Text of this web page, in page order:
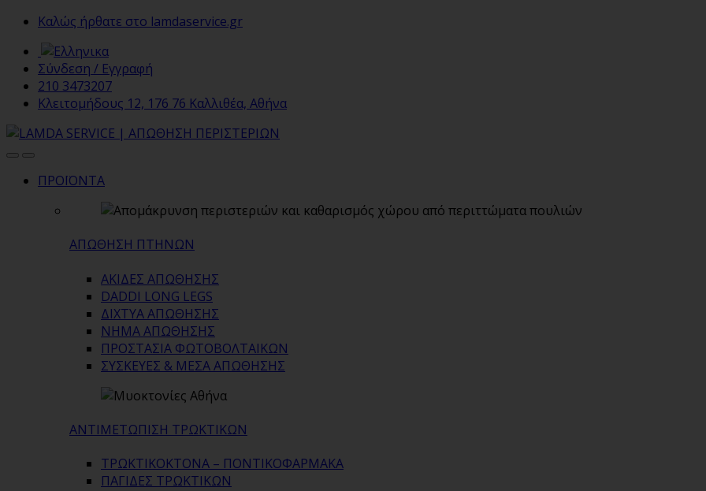
Skip
navigation
Skip
content
Καλώς ήρθατε στο lamdaservice.gr
Σύνδεση / Εγγραφή
210 3473207
Κλειτομήδους 12, 176 76 Καλλιθέα, Αθήνα
ΠΡΟΪΟΝΤΑ
ΑΠΩΘΗΣΗ ΠΤΗΝΩΝ
ΑΚΙΔΕΣ ΑΠΩΘΗΣΗΣ
DADDI LONG LEGS
ΔΙΧΤΥΑ ΑΠΩΘΗΣΗΣ
ΝΗΜΑ ΑΠΩΘΗΣΗΣ
ΠΡΟΣΤΑΣΙΑ ΦΩΤΟΒΟΛΤΑΙΚΩΝ
ΣΥΣΚΕΥΕΣ & ΜΕΣΑ ΑΠΩΘΗΣΗΣ
ΑΝΤΙΜΕΤΩΠΙΣΗ ΤΡΩΚΤΙΚΩΝ
ΤΡΩΚΤΙΚΟΚΤΟΝΑ – ΠΟΝΤΙΚΟΦΑΡΜΑΚA
ΠΑΓΙΔΕΣ ΤΡΩΚΤΙΚΩΝ